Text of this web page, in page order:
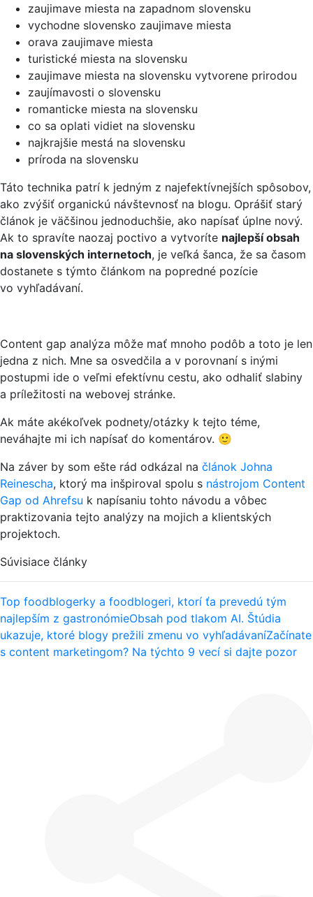
zaujimave miesta na zapadnom slovensku
vychodne slovensko zaujimave miesta
orava zaujimave miesta
turistické miesta na slovensku
zaujimave miesta na slovensku vytvorene prirodou
zaujímavosti o slovensku
romanticke miesta na slovensku
co sa oplati vidiet na slovensku
najkrajšie mestá na slovensku
príroda na slovensku
Táto technika patrí k jedným z najefektívnejších spôsobov,
ako zvýšiť organickú návštevnosť na blogu. Oprášiť starý
článok je väčšinou jednoduchšie, ako napísať úplne nový.
Ak to spravíte naozaj poctivo a vytvoríte najlepší obsah
na slovenských internetoch, je veľká šanca, že sa časom
dostanete s týmto článkom na popredné pozície
vo vyhľadávaní.
Content gap analýza môže mať mnoho podôb a toto je len
jedna z nich. Mne sa osvedčila a v porovnaní s inými
postupmi ide o veľmi efektívnu cestu, ako odhaliť slabiny
a príležitosti na webovej stránke.
Ak máte akékoľvek podnety/otázky k tejto téme,
neváhajte mi ich napísať do komentárov. 🙂
Na záver by som ešte rád odkázal na článok Johna
Reinescha, ktorý ma inšpiroval spolu s nástrojom Content
Gap od Ahrefsu k napísaniu tohto návodu a vôbec
praktizovania tejto analýzy na mojich a klientských
projektoch.
Súvisiace články
Top foodblogerky a foodblogeri, ktorí ťa prevedú tým
najlepším z gastronómieObsah pod tlakom AI. Štúdia
ukazuje, ktoré blogy prežili zmenu vo vyhľadávaníZačínate
s content marketingom? Na týchto 9 vecí si dajte pozor